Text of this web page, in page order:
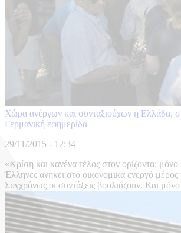
Χώρα ανέργων και συνταξιούχων η Ελλάδα,
Γερμανική εφημερίδα
29/11/2015 - 12:34
«Κρίση και κανένα τέλος στον ορίζοντα: μόνο
Έλληνες ανήκει στο οικονομικά ενεργό
Συγχρόνως οι συντάξεις βουλιάζουν. Και